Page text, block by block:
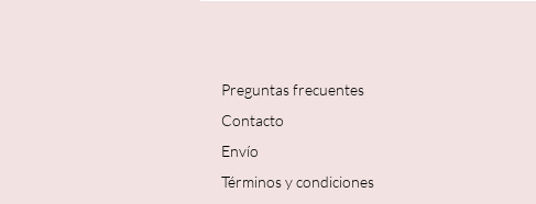
Preguntas frecuentes
Contacto
Envío
Términos y condiciones